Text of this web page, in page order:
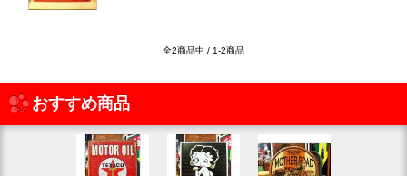
全2商品中 / 1-2商品
おすすめ商品